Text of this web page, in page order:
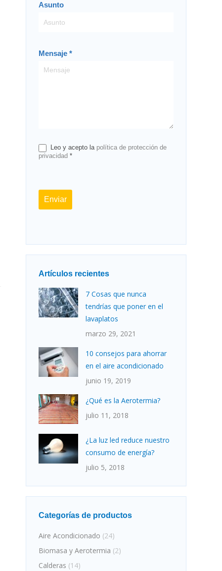
Asunto
Mensaje *
Leo y acepto la política de protección de
privacidad *
Enviar
Artículos recientes
7 Cosas que nunca
tendrías que poner en el
lavaplatos
marzo 29, 2021
10 consejos para ahorrar
en el aire acondicionado
junio 19, 2019
¿Qué es la Aerotermia?
julio 11, 2018
¿La luz led reduce nuestro
consumo de energía?
julio 5, 2018
Categorías de productos
Aire Acondicionado (24)
Biomasa y Aerotermia (2)
Calderas (14)